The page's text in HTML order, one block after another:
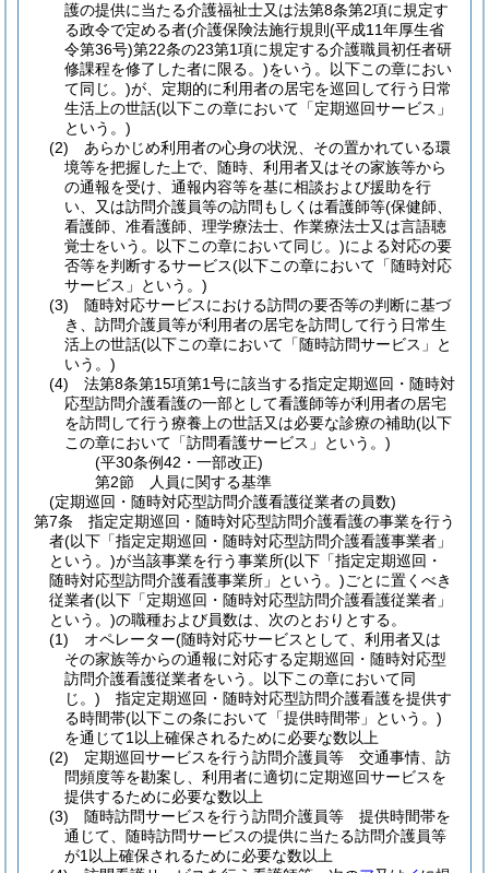
護の提供に当たる介護福祉士又は法第8条第2項に規定す
る政令で定める者(介護保険法施行規則 (平成11年厚生省
令第36号)第22条の23第1項に規定する介護職員初任者研
修課程を修了した者に限る。)をいう。以下この章におい
て同じ。)が、定期的に利用者の居宅を巡回して行う日常
生活上の世話(以下この章において「定期巡回サービス」
という。)
(2)
あらかじめ利用者の心身の状況、その置かれている環
境等を把握した上で、随時、利用者又はその家族等から
の通報を受け、通報内容等を基に相談および援助を行
い、又は訪問介護員等の訪問もしくは看護師等(保健師、
看護師、准看護師、理学療法士、作業療法士又は言語聴
覚士をいう。以下この章において同じ。)による対応の要
否等を判断するサービス(以下この章において「随時対応
サービス」という。)
(3)
随時対応サービスにおける訪問の要否等の判断に基づ
き、訪問介護員等が利用者の居宅を訪問して行う日常生
活上の世話(以下この章において「随時訪問サービス」と
いう。)
(4)
法第8条第15項第1号に該当する指定定期巡回・随時対
応型訪問介護看護の一部として看護師等が利用者の居宅
を訪問して行う療養上の世話又は必要な診療の補助(以下
この章において「訪問看護サービス」という。)
(平30条例42・一部改正)
第2節
人員に関する基準
(定期巡回・随時対応型訪問介護看護従業者の員数)
第7条
指定定期巡回・随時対応型訪問介護看護の事業を行う
者(以下「指定定期巡回・随時対応型訪問介護看護事業者」
という。)が当該事業を行う事業所(以下「指定定期巡回・
随時対応型訪問介護看護事業所」という。)ごとに置くべき
従業者(以下「定期巡回・随時対応型訪問介護看護従業者」
という。)の職種および員数は、次のとおりとする。
(1)
オペレーター(随時対応サービスとして、利用者又は
その家族等からの通報に対応する定期巡回・随時対応型
訪問介護看護従業者をいう。以下この章において同
じ。) 指定定期巡回・随時対応型訪問介護看護を提供す
る時間帯(以下この条において「提供時間帯」という。)
を通じて1以上確保されるために必要な数以上
(2)
定期巡回サービスを行う訪問介護員等 交通事情、訪
問頻度等を勘案し、利用者に適切に定期巡回サービスを
提供するために必要な数以上
(3)
随時訪問サービスを行う訪問介護員等 提供時間帯を
通じて、随時訪問サービスの提供に当たる訪問介護員等
が1以上確保されるために必要な数以上